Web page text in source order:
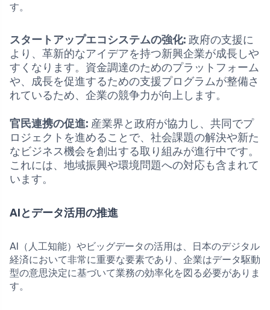
す。
スタートアップエコシステムの強化: 政府の支援に
より、革新的なアイデアを持つ新興企業が成長しや
すくなります。資金調達のためのプラットフォーム
や、成長を促進するための支援プログラムが整備さ
れているため、企業の競争力が向上します。
官民連携の促進: 産業界と政府が協力し、共同でプ
ロジェクトを進めることで、社会課題の解決や新た
なビジネス機会を創出する取り組みが進行中です。
これには、地域振興や環境問題への対応も含まれて
います。
AIとデータ活用の推進
AI（人工知能）やビッグデータの活用は、日本のデジタル
経済において非常に重要な要素であり、企業はデータ駆動
型の意思決定に基づいて業務の効率化を図る必要がありま
す。